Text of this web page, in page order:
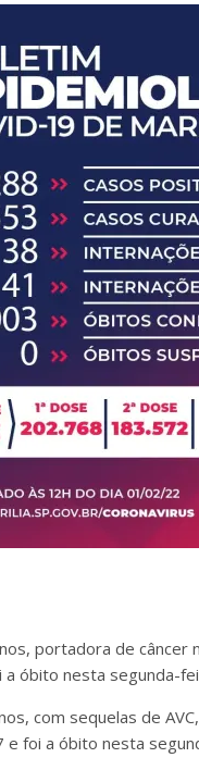
portadora de câncer
óbito nesta segunda-
com sequelas de
foi a óbito nesta